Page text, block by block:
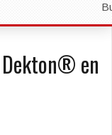
en